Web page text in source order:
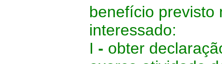
benefício previsto
interessado:
I - obter